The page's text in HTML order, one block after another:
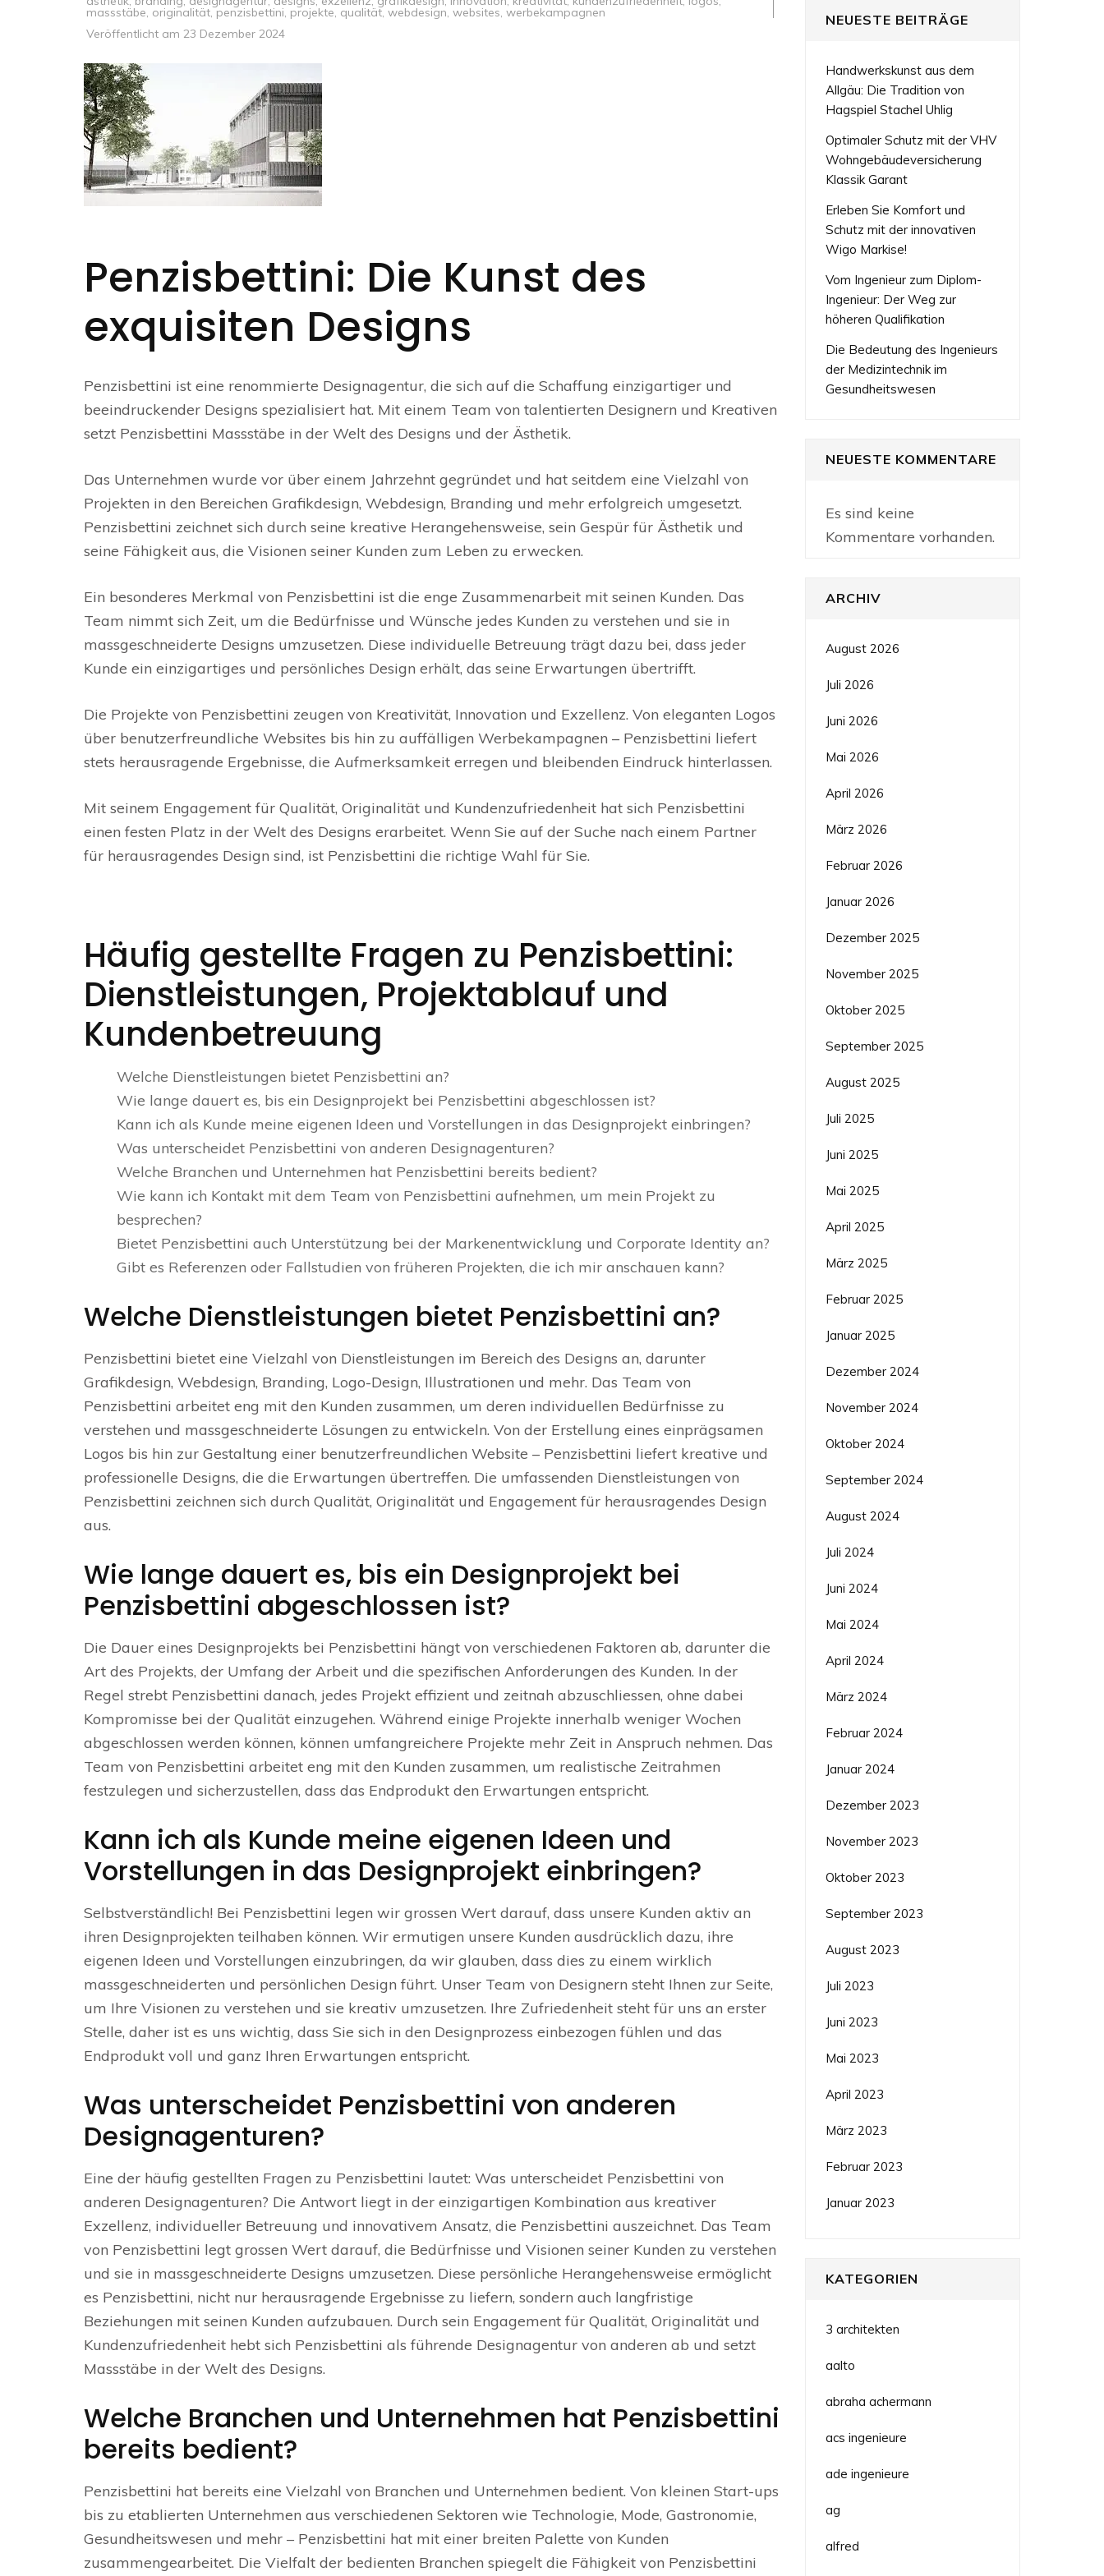
massstäbe, originalität,penzisbettini, projekte, qualität, webdesign, websites, werbekampagnen
Veröffentlicht am 23 Dezember 2024
Penzisbettini: Die Kunst des
exquisiten Designs
Penzisbettini ist eine renommierte Designagentur, die sich auf die Schaffung einzigartiger und
beeindruckender Designs spezialisiert hat. Mit einem Team von talentierten Designern und Kreativen
setzt Penzisbettini Massstäbe in der Welt des Designs und der Ästhetik.
Das Unternehmen wurde vor über einem Jahrzehnt gegründet und hat seitdem eine Vielzahl von
Projekten in den Bereichen Grafikdesign, Webdesign, Branding und mehr erfolgreich umgesetzt.
Penzisbettini zeichnet sich durch seine kreative Herangehensweise, sein Gespür für Ästhetik und
seine Fähigkeit aus, die Visionen seiner Kunden zum Leben zu erwecken.
Ein besonderes Merkmal von Penzisbettini ist die enge Zusammenarbeit mit seinen Kunden. Das
Team nimmt sich Zeit, um die Bedürfnisse und Wünsche jedes Kunden zu verstehen und sie in
massgeschneiderte Designs umzusetzen. Diese individuelle Betreuung trägt dazu bei, dass jeder
Kunde ein einzigartiges und persönliches Design erhält, das seine Erwartungen übertrifft.
Die Projekte von Penzisbettini zeugen von Kreativität, Innovation und Exzellenz. Von eleganten Logos
über benutzerfreundliche Websites bis hin zu auffälligen Werbekampagnen – Penzisbettini liefert
stets herausragende Ergebnisse, die Aufmerksamkeit erregen und bleibenden Eindruck hinterlassen.
Mit seinem Engagement für Qualität, Originalität und Kundenzufriedenheit hat sich Penzisbettini
einen festen Platz in der Welt des Designs erarbeitet. Wenn Sie auf der Suche nach einem Partner
für herausragendes Design sind, ist Penzisbettini die richtige Wahl für Sie.
Häufig gestellte Fragen zu Penzisbettini:
Dienstleistungen, Projektablauf und
Kundenbetreuung
Welche Dienstleistungen bietet Penzisbettini an?
Wie lange dauert es, bis ein Designprojekt bei Penzisbettini abgeschlossen ist?
Kann ich als Kunde meine eigenen Ideen und Vorstellungen in das Designprojekt einbringen?
Was unterscheidet Penzisbettini von anderen Designagenturen?
Welche Branchen und Unternehmen hat Penzisbettini bereits bedient?
Wie kann ich Kontakt mit dem Team von Penzisbettini aufnehmen, um mein Projekt zu
besprechen?
Bietet Penzisbettini auch Unterstützung bei der Markenentwicklung und Corporate Identity an?
Gibt es Referenzen oder Fallstudien von früheren Projekten, die ich mir anschauen kann?
Welche Dienstleistungen bietet Penzisbettini an?
Penzisbettini bietet eine Vielzahl von Dienstleistungen im Bereich des Designs an, darunter
Grafikdesign, Webdesign, Branding, Logo-Design, Illustrationen und mehr. Das Team von
Penzisbettini arbeitet eng mit den Kunden zusammen, um deren individuellen Bedürfnisse zu
verstehen und massgeschneiderte Lösungen zu entwickeln. Von der Erstellung eines einprägsamen
Logos bis hin zur Gestaltung einer benutzerfreundlichen Website – Penzisbettini liefert kreative und
professionelle Designs, die die Erwartungen übertreffen. Die umfassenden Dienstleistungen von
Penzisbettini zeichnen sich durch Qualität, Originalität und Engagement für herausragendes Design
aus.
Wie lange dauert es, bis ein Designprojekt bei
Penzisbettini abgeschlossen ist?
Die Dauer eines Designprojekts bei Penzisbettini hängt von verschiedenen Faktoren ab, darunter die
Art des Projekts, der Umfang der Arbeit und die spezifischen Anforderungen des Kunden. In der
Regel strebt Penzisbettini danach, jedes Projekt effizient und zeitnah abzuschliessen, ohne dabei
Kompromisse bei der Qualität einzugehen. Während einige Projekte innerhalb weniger Wochen
abgeschlossen werden können, können umfangreichere Projekte mehr Zeit in Anspruch nehmen. Das
Team von Penzisbettini arbeitet eng mit den Kunden zusammen, um realistische Zeitrahmen
festzulegen und sicherzustellen, dass das Endprodukt den Erwartungen entspricht.
Kann ich als Kunde meine eigenen Ideen und
Vorstellungen in das Designprojekt einbringen?
Selbstverständlich! Bei Penzisbettini legen wir grossen Wert darauf, dass unsere Kunden aktiv an
ihren Designprojekten teilhaben können. Wir ermutigen unsere Kunden ausdrücklich dazu, ihre
eigenen Ideen und Vorstellungen einzubringen, da wir glauben, dass dies zu einem wirklich
massgeschneiderten und persönlichen Design führt. Unser Team von Designern steht Ihnen zur Seite,
um Ihre Visionen zu verstehen und sie kreativ umzusetzen. Ihre Zufriedenheit steht für uns an erster
Stelle, daher ist es uns wichtig, dass Sie sich in den Designprozess einbezogen fühlen und das
Endprodukt voll und ganz Ihren Erwartungen entspricht.
Was unterscheidet Penzisbettini von anderen
Designagenturen?
Eine der häufig gestellten Fragen zu Penzisbettini lautet: Was unterscheidet Penzisbettini von
anderen Designagenturen? Die Antwort liegt in der einzigartigen Kombination aus kreativer
Exzellenz, individueller Betreuung und innovativem Ansatz, die Penzisbettini auszeichnet. Das Team
von Penzisbettini legt grossen Wert darauf, die Bedürfnisse und Visionen seiner Kunden zu verstehen
und sie in massgeschneiderte Designs umzusetzen. Diese persönliche Herangehensweise ermöglicht
es Penzisbettini, nicht nur herausragende Ergebnisse zu liefern, sondern auch langfristige
Beziehungen mit seinen Kunden aufzubauen. Durch sein Engagement für Qualität, Originalität und
Kundenzufriedenheit hebt sich Penzisbettini als führende Designagentur von anderen ab und setzt
Massstäbe in der Welt des Designs.
Welche Branchen und Unternehmen hat Penzisbettini
bereits bedient?
Penzisbettini hat bereits eine Vielzahl von Branchen und Unternehmen bedient. Von kleinen Start-ups
bis zu etablierten Unternehmen aus verschiedenen Sektoren wie Technologie, Mode, Gastronomie,
Gesundheitswesen und mehr – Penzisbettini hat mit einer breiten Palette von Kunden
zusammengearbeitet. Die Vielfalt der bedienten Branchen spiegelt die Fähigkeit von Penzisbettini
NEUESTE BEITRÄGE
Handwerkskunst aus dem
Allgäu: Die Tradition von
Hagspiel Stachel Uhlig
Optimaler Schutz mit der VHV
Wohngebäudeversicherung
Klassik Garant
Erleben Sie Komfort und
Schutz mit der innovativen
Wigo Markise!
Vom Ingenieur zum Diplom-
Ingenieur: Der Weg zur
höheren Qualifikation
Die Bedeutung des Ingenieurs
der Medizintechnik im
Gesundheitswesen
NEUESTE KOMMENTARE
Es sind keine
Kommentare vorhanden.
ARCHIV
August 2026
Juli 2026
Juni 2026
Mai 2026
April 2026
März 2026
Februar 2026
Januar 2026
Dezember 2025
November 2025
Oktober 2025
September 2025
August 2025
Juli 2025
Juni 2025
Mai 2025
April 2025
März 2025
Februar 2025
Januar 2025
Dezember 2024
November 2024
Oktober 2024
September 2024
August 2024
Juli 2024
Juni 2024
Mai 2024
April 2024
März 2024
Februar 2024
Januar 2024
Dezember 2023
November 2023
Oktober 2023
September 2023
August 2023
Juli 2023
Juni 2023
Mai 2023
April 2023
März 2023
Februar 2023
Januar 2023
KATEGORIEN
3 architekten
aalto
abraha achermann
acs ingenieure
ade ingenieure
ag
alfred